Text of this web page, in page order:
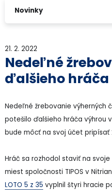
Novinky
21. 2. 2022
Nedeľné
ďalšieho hráča
Nedeľné žrebovanie výherných
potešilo ďalšieho hráča výhrou
bude môcť na svoj účet pripísať
Hráč sa rozhodol staviť na
miest spoločnosti TIPOS v
LOTO 5 z 35 vyplnil štyri hracie